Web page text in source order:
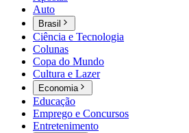
Auto
Brasil
Ciência e Tecnologia
Colunas
Copa do Mundo
Cultura e Lazer
Economia
Educação
Emprego e Concursos
Entretenimento